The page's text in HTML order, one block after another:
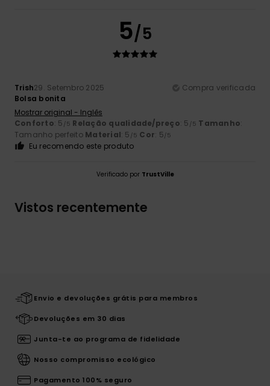
5/5
Trish29. Setembro 2025
Compra verificada
Bolsa bonita
Mostrar original - Inglês
Conforto: 5 /5 Relação qualidade/preço: 5 /5 Tamanho:
Tamanho perfeito Material: 5 /5 Cor: 5/5
Eu recomendo este produto
Verificado por TrustVille
Vistos recentemente
Envio e devoluções grátis para membros
Devoluções em 30 dias
Junta-te ao programa de fidelidade
Nosso compromisso ecológico
Pagamento 100% seguro